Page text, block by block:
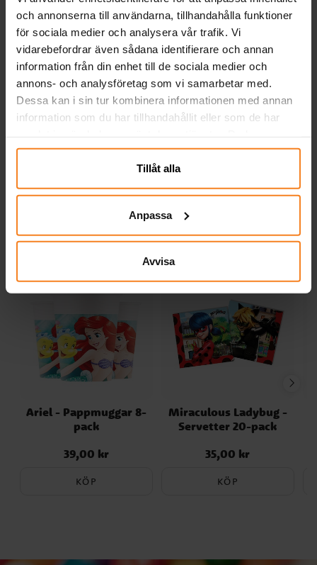
och annonserna till användarna, tillhandahålla funktioner
för sociala medier och analysera vår trafik. Vi
vidarebefordrar även sådana identifierare och annan
information från din enhet till de sociala medier och
annons- och analysföretag som vi samarbetar med.
Dessa kan i sin tur kombinera informationen med annan
information som du har tillhandahållit eller som de har
närsomhelst ändra ditt samtycke.
Tillåt alla
Anpassa
Avvisa
Musse Pigg - Assietter
8-pack
45,00 kr
Musse Pigg - Assietter
8-pack
25,00 kr 39,00 kr
Andra köpte även
Ariel - Pappmuggar 8-
pack
Pris:39,00 kr
39,00 kr
KÖP
Miraculous Ladybug -
Servetter 20-pack
Pris:35,00 kr
35,00 kr
KÖP